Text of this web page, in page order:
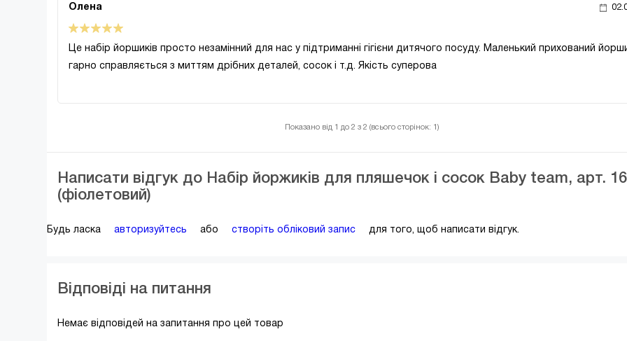
Олена
Це набір йоршиків просто незамінний для нас у підтриманні гігієни дитячого посуду. Маленький прихований
гарно справляється з миттям дрібних деталей, сосок і т.д. Якість суперова
Показано від 1 до 2 з 2 (всього сторінок: 1)
Написати відгук до Набір йоржиків для пляшечок і сосок Baby team, арт.
(фіолетовий)
Будь ласка авторизуйтесь або створіть обліковий запис для того, щоб написати відгук.
Відповіді на питання
Немає відповідей на запитання про цей товар